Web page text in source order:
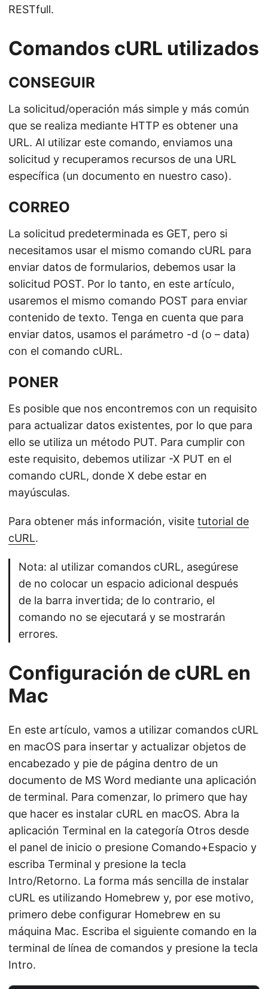
RESTfull.
Comandos cURL utilizados
CONSEGUIR
La solicitud/operación más simple y más común
que se realiza mediante HTTP es obtener una
URL. Al utilizar este comando, enviamos una
solicitud y recuperamos recursos de una URL
específica (un documento en nuestro caso).
CORREO
La solicitud predeterminada es GET, pero si
necesitamos usar el mismo comando cURL para
enviar datos de formularios, debemos usar la
solicitud POST. Por lo tanto, en este artículo,
usaremos el mismo comando POST para enviar
contenido de texto. Tenga en cuenta que para
enviar datos, usamos el parámetro -d (o – data)
con el comando cURL.
PONER
Es posible que nos encontremos con un requisito
para actualizar datos existentes, por lo que para
ello se utiliza un método PUT. Para cumplir con
este requisito, debemos utilizar -X PUT en el
comando cURL, donde X debe estar en
mayúsculas.
Para obtener más información, visite tutorial de
cURL.
Nota: al utilizar comandos cURL, asegúrese
de no colocar un espacio adicional después
de la barra invertida; de lo contrario, el
comando no se ejecutará y se mostrarán
errores.
Configuración de cURL en
Mac
En este artículo, vamos a utilizar comandos cURL
en macOS para insertar y actualizar objetos de
encabezado y pie de página dentro de un
documento de MS Word mediante una aplicación
de terminal. Para comenzar, lo primero que hay
que hacer es instalar cURL en macOS. Abra la
aplicación Terminal en la categoría Otros desde
el panel de inicio o presione Comando+Espacio y
escriba Terminal y presione la tecla
Intro/Retorno. La forma más sencilla de instalar
cURL es utilizando Homebrew y, por ese motivo,
primero debe configurar Homebrew en su
máquina Mac. Escriba el siguiente comando en la
terminal de línea de comandos y presione la tecla
Intro.